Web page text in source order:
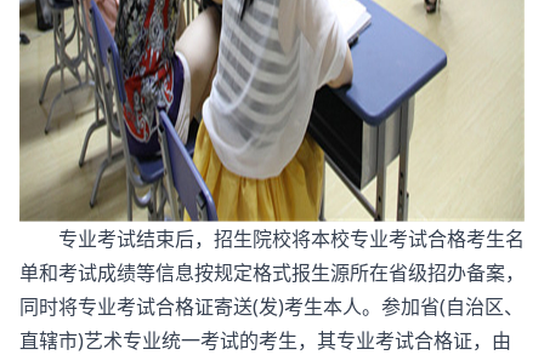
专业考试结束后，招生院校将本校专业考试合格考生名
单和考试成绩等信息按规定格式报生源所在省级招办备案，
同时将专业考试合格证寄送(发)考生本人。参加省(自治区、
直辖市)艺术专业统一考试的考生，其专业考试合格证，由